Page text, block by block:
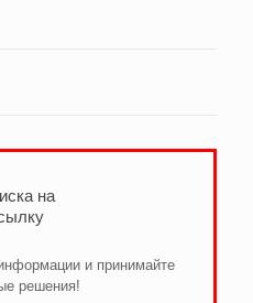
на
и принимайте
решения!